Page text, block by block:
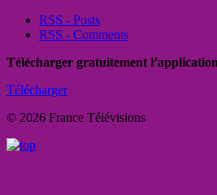
RSS - Posts
RSS - Comments
Télécharger gratuitement
Télécharger
© 2026 France Télévisions